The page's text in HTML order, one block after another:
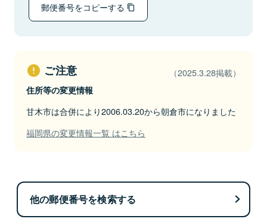
郵便番号をコピーする
ご注意 （2025.3.28掲載）
住所等の変更情報
甘木市は合併により2006.03.20から朝倉市になりました
福岡県の変更情報一覧 はこちら
他の郵便番号を検索する